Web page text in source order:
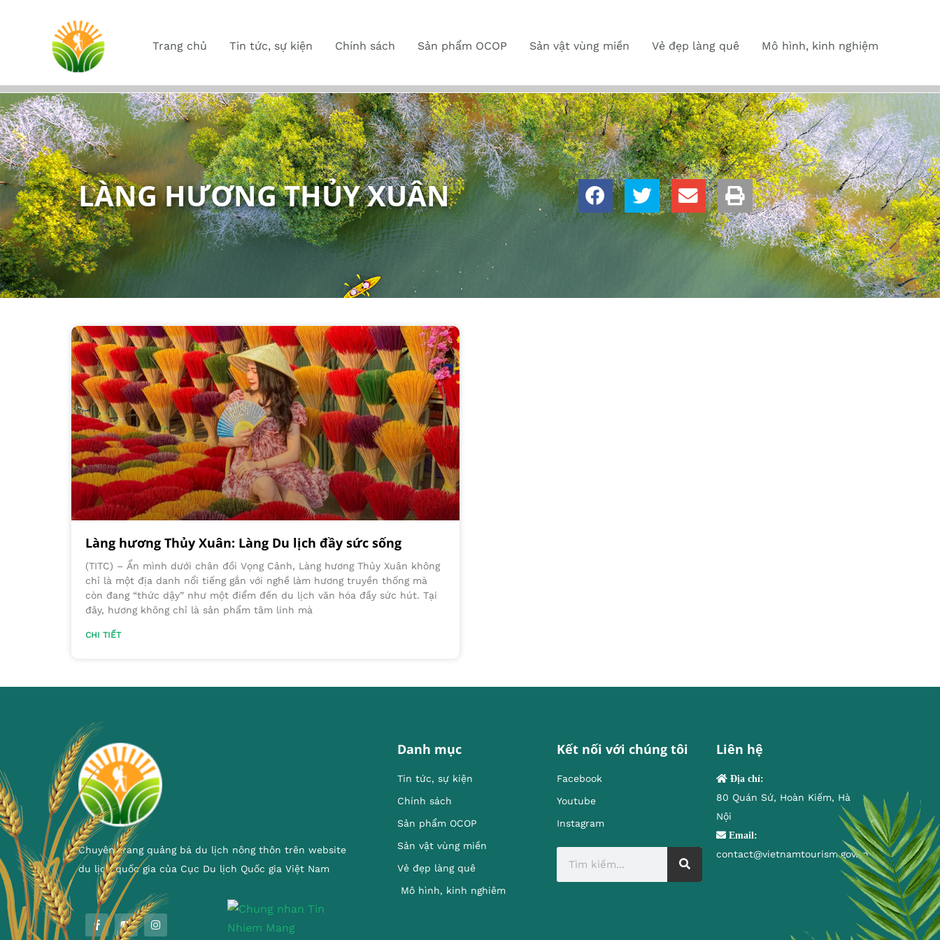
Trang chủ Tin tức, sự kiện Chính sách Sản phẩm OCOP Sản vật vùng miền Vẻ đẹp làng quê Mô hình, kinh nghiệm
LÀNG HƯƠNG THỦY XUÂN
Làng hương Thủy Xuân: Làng Du lịch đầy sức sống
(TITC) – Ẩn mình dưới chân đồi Vọng Cảnh, Làng hương Thủy Xuân không
chỉ là một địa danh nổi tiếng gắn với nghề làm hương truyền thống mà
còn đang “thức dậy” như một điểm đến du lịch văn hóa đầy sức hút. Tại
đây, hương không chỉ là sản phẩm tâm linh mà
CHI TIẾT
Chuyên trang quảng bá du lịch nông thôn trên website
du lịch quốc gia của Cục Du lịch Quốc gia Việt Nam
Danh mục
Tin tức, sự kiện
Chính sách
Sản phẩm OCOP
Sản vật vùng miền
Vẻ đẹp làng quê
Mô hình, kinh nghiêm
Kết nối với chúng tôi
Facebook
Youtube
Instagram
Liên hệ
Địa chỉ:
80 Quán Sứ, Hoàn Kiếm, Hà
Nội
Email:
contact@vietnamtourism.gov.vn